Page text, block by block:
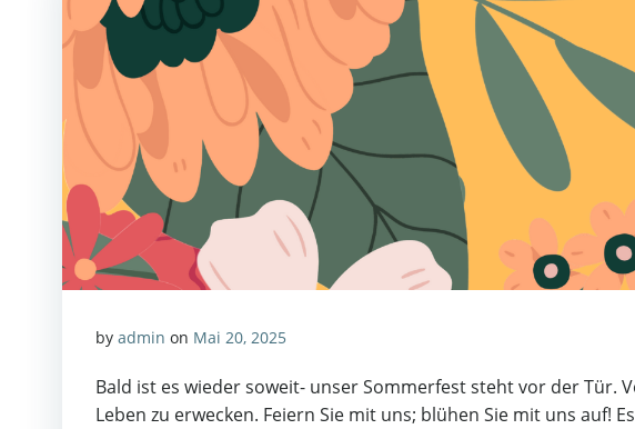
by admin on Mai 20, 2025
Bald ist es wieder soweit- unser Sommerfest steht vor der Tür.
Leben zu erwecken. Feiern Sie mit uns; blühen Sie mit uns auf!